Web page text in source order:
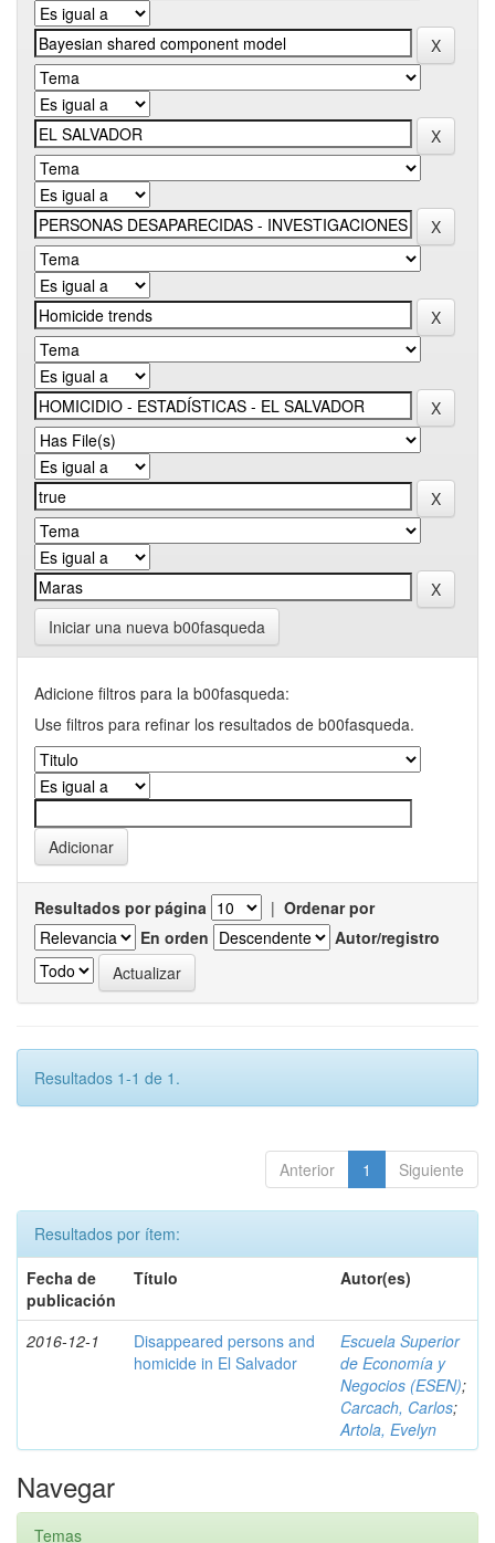
Iniciar una nueva b00fasqueda
Adicione filtros para la b00fasqueda:
Use filtros para refinar los resultados de b00fasqueda.
Resultados por página | Ordenar por
En orden
Autor/registro
Resultados 1-1 de 1.
Anterior 1 Siguiente
Resultados por ítem:
Fecha de
publicación
Título Autor(es)
2016-12-1
Disappeared persons and
homicide in El Salvador
Escuela Superior
de Economía y
Negocios (ESEN);
Carcach, Carlos;
Artola, Evelyn
Navegar
Temas